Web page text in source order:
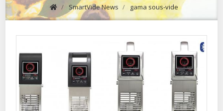
/ SmartVide News / gama sous-vide